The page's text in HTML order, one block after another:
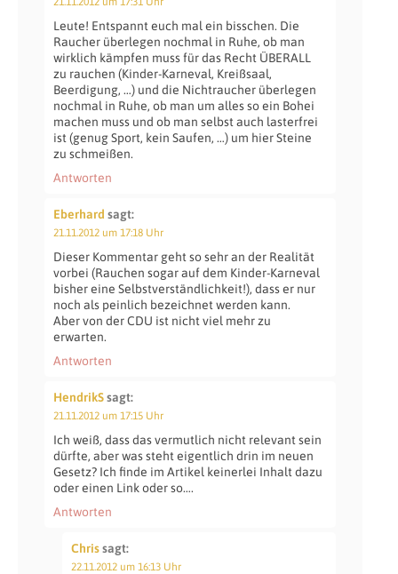
Leute! Entspannt euch mal ein bisschen. Die
Raucher überlegen nochmal in Ruhe, ob man
wirklich kämpfen muss für das Recht ÜBERALL
zu rauchen (Kinder-Karneval, Kreißsaal,
Beerdigung, …) und die Nichtraucher überlegen
nochmal in Ruhe, ob man um alles so ein Bohei
machen muss und ob man selbst auch lasterfrei
ist (genug Sport, kein Saufen, …) um hier Steine
zu schmeißen.
Antworten
Eberhard sagt:
21.11.2012 um 17:18 Uhr
Dieser Kommentar geht so sehr an der Realität
vorbei (Rauchen sogar auf dem Kinder-Karneval
bisher eine Selbstverständlichkeit!), dass er nur
noch als peinlich bezeichnet werden kann.
Aber von der CDU ist nicht viel mehr zu
erwarten.
Antworten
HendrikSsagt:
21.11.2012 um 17:15 Uhr
Ich weiß, dass das vermutlich nicht relevant sein
dürfte, aber was steht eigentlich drin im neuen
Gesetz? Ich finde im Artikel keinerlei Inhalt dazu
oder einen Link oder so….
Antworten
Chrissagt:
22.11.2012 um 16:13 Uhr